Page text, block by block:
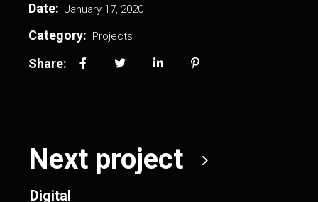
Date: January 17, 2020
Category: Projects
Share:
Next project
Digital